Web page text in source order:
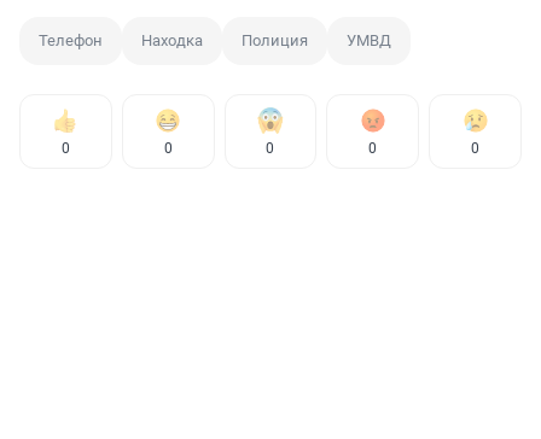
Телефон Находка Полиция УМВД
0 0 0 0 0